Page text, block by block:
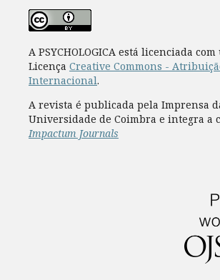
A PSYCHOLOGICA está licenciada com
Licença Creative Commons -
Internacional.
A revista é publicada pela Imprensa
Universidade de Coimbra e integra a
Impactum Journals